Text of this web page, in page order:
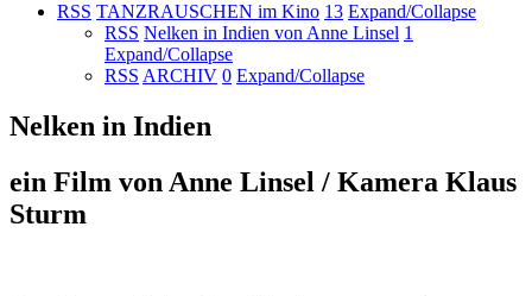
RSS TANZRAUSCHEN im Kino 13 Expand/Collapse
RSS Nelken in Indien von Anne Linsel 1
Expand/Collapse
RSS ARCHIV 0 Expand/Collapse
Nelken in Indien
ein Film von Anne Linsel / Kamera Klaus
Sturm